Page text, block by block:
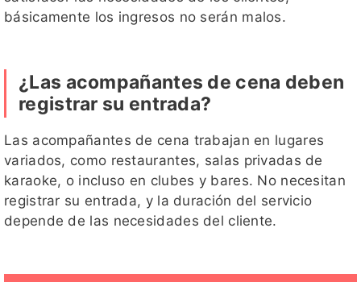
básicamente los ingresos no serán malos.
¿Las acompañantes de cena deben
registrar su entrada?
Las acompañantes de cena trabajan en lugares
variados, como restaurantes, salas privadas de
karaoke, o incluso en clubes y bares. No necesitan
registrar su entrada, y la duración del servicio
depende de las necesidades del cliente.